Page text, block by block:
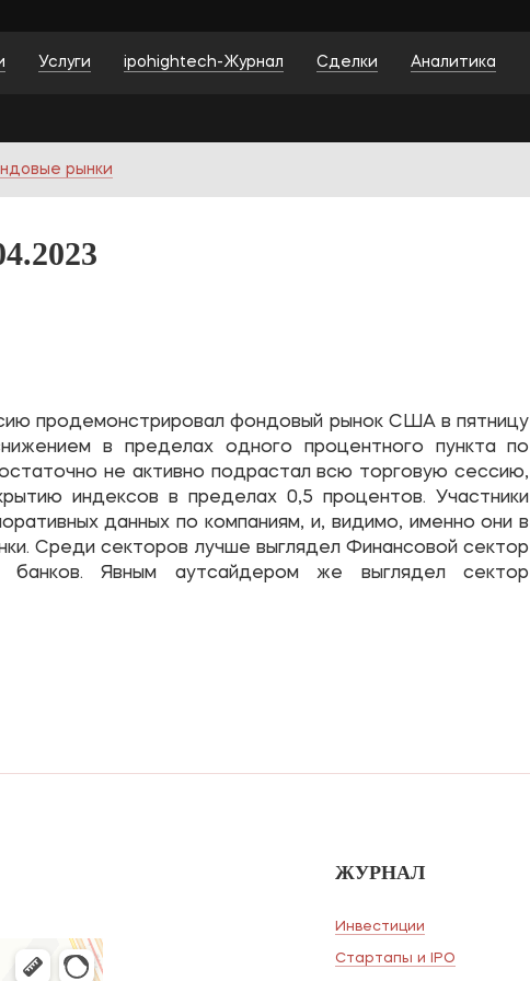
Услуги ipohightech-Журнал Сделки Аналитика
рынки
продемонстрировал фондовый рынок США в пятницу
в пределах одного процентного пункта по
не активно подрастал всю торговую сессию,
индексов в пределах 0,5 процентов. Участники
данных по компаниям, и, видимо, именно они в
Среди секторов лучше выглядел Финансовой сектор
Явным аутсайдером же выглядел сектор
ЖУРНАЛ
Инвестиции
Стартапы и IPO